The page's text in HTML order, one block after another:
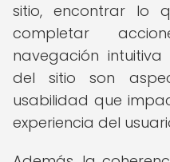
sitio, encontrar lo
completar
navegación
del sitio son
usabilidad que
experiencia del